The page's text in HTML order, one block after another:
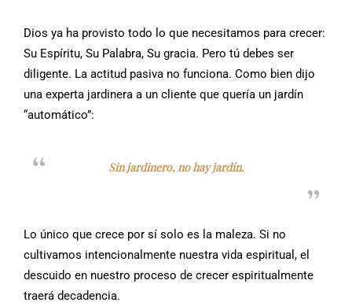
Dios ya ha provisto todo lo que necesitamos para crecer:
Su Espíritu, Su Palabra, Su gracia. Pero tú debes ser
diligente. La actitud pasiva no funciona. Como bien dijo
una experta jardinera a un cliente que quería un jardín
“automático”:
Sin jardinero, no hay jardín.
Lo único que crece por sí solo es la maleza. Si no
cultivamos intencionalmente nuestra vida espiritual, el
descuido en nuestro proceso de crecer espiritualmente
traerá decadencia.